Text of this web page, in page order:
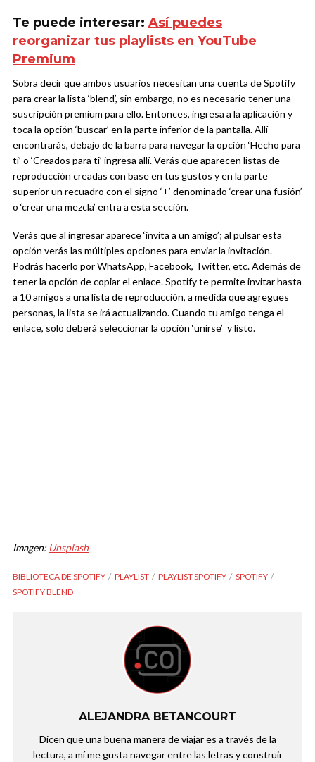
Te puede interesar: Así puedes
reorganizar tus playlists en YouTube
Premium
Sobra decir que ambos usuarios necesitan una cuenta de Spotify
para crear la lista ‘blend’, sin embargo, no es necesario tener una
suscripción premium para ello. Entonces, ingresa a la aplicación y
toca la opción ‘buscar’ en la parte inferior de la pantalla. Allí
encontrarás, debajo de la barra para navegar la opción ‘Hecho para
ti’ o ‘Creados para ti’ ingresa allí. Verás que aparecen listas de
reproducción creadas con base en tus gustos y en la parte
superior un recuadro con el signo ‘+’ denominado ‘crear una fusión’
o ‘crear una mezcla’ entra a esta sección.
Verás que al ingresar aparece ‘invita a un amigo’; al pulsar esta
opción verás las múltiples opciones para enviar la invitación.
Podrás hacerlo por WhatsApp, Facebook, Twitter, etc. Además de
tener la opción de copiar el enlace. Spotify te permite invitar hasta
a 10 amigos a una lista de reproducción, a medida que agregues
personas, la lista se irá actualizando. Cuando tu amigo tenga el
enlace, solo deberá seleccionar la opción ‘unirse’ y listo.
Imagen: Unsplash
BIBLIOTECA DE SPOTIFY PLAYLIST PLAYLIST SPOTIFY
SPOTIFY
SPOTIFY BLEND
ALEJANDRA BETANCOURT
Dicen que una buena manera de viajar es a través de la
lectura, a mí me gusta navegar entre las letras y construir